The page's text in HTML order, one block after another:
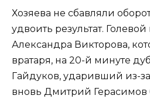
Хозяева не сбавляли
удвоить результат.
Александра Викторова,
вратаря, на 20-й минуте
Гайдуков, ударивший из-
вновь Дмитрий Герасимов